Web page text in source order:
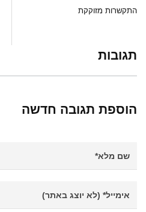
התקשרות מזוקקת
תגובות
הוספת תגובה חדשה